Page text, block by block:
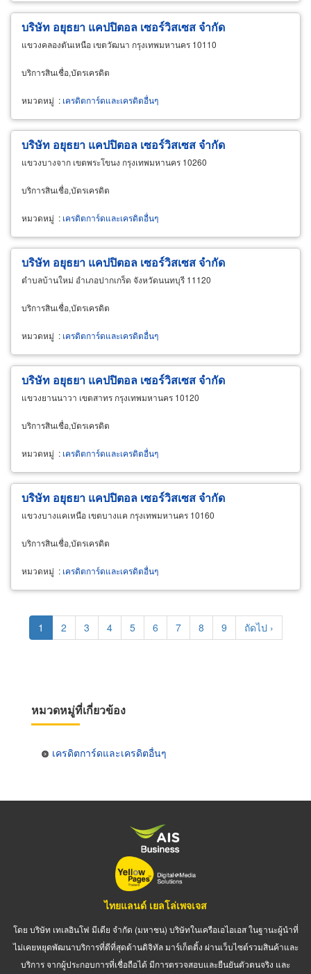
บริษัท อยุธยา แคปปิตอล เซอร์วิสเซส จำกัด
แขวงคลองตันเหนือ เขตวัฒนา กรุงเทพมหานคร 10110
บริการสินเชื่อ,บัตรเครดิต
หมวดหมู่ : เครดิตการ์ดและเครดิตอื่นๆ
บริษัท อยุธยา แคปปิตอล เซอร์วิสเซส จำกัด
แขวงบางจาก เขตพระโขนง กรุงเทพมหานคร 10260
บริการสินเชื่อ,บัตรเครดิต
หมวดหมู่ : เครดิตการ์ดและเครดิตอื่นๆ
บริษัท อยุธยา แคปปิตอล เซอร์วิสเซส จำกัด
ตำบลบ้านใหม่ อำเภอปากเกร็ด จังหวัดนนทบุรี 11120
บริการสินเชื่อ,บัตรเครดิต
หมวดหมู่ : เครดิตการ์ดและเครดิตอื่นๆ
บริษัท อยุธยา แคปปิตอล เซอร์วิสเซส จำกัด
แขวงยานนาวา เขตสาทร กรุงเทพมหานคร 10120
บริการสินเชื่อ,บัตรเครดิต
หมวดหมู่ : เครดิตการ์ดและเครดิตอื่นๆ
บริษัท อยุธยา แคปปิตอล เซอร์วิสเซส จำกัด
แขวงบางแคเหนือ เขตบางแค กรุงเทพมหานคร 10160
บริการสินเชื่อ,บัตรเครดิต
หมวดหมู่ : เครดิตการ์ดและเครดิตอื่นๆ
Pagination
Current
page
1 Page
2 Page
3 Page
4 Page
5 Page
6 Page
7 Page
8 Page
9
Next
page
ถัดไป ›
หมวดหมู่ที่เกี่ยวข้อง
เครดิตการ์ดและเครดิตอื่นๆ
ไทยแลนด์ เยลโล่เพจเจส
โดย บริษัท เทเลอินโฟ มีเดีย จำกัด (มหาชน) บริษัทในเครือเอไอเอส ในฐานะผู้นำที่
ไม่เคยหยุดพัฒนาบริการที่ดีที่สุดด้านดิจิทัล มาร์เก็ตติ้ง ผ่านเว็บไซต์รวมสินค้าและ
บริการ จากผู้ประกอบการที่เชื่อถือได้ มีการตรวจสอบและยืนยันตัวตนจริง และ